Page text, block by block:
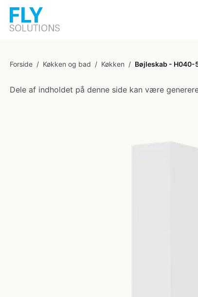
Forside / Køkken og bad / Køkken / Bøjleskab - H040-
Dele af indholdet på denne side kan være